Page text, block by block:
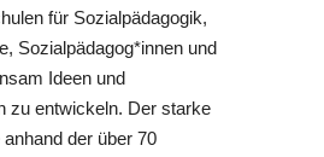
für Sozialpädagogik,
Sozialpädagog*innen und
Ideen und
zu entwickeln. Der starke
der über 70